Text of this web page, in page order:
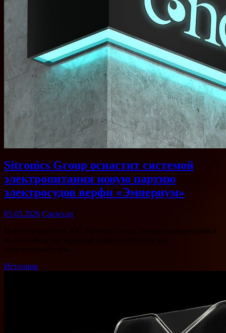
Sitronics Group оснастит системой
электропитания новую партию
электросудов верфи «Эмпериум»
05.05.2026 Cnews.ru
Центр разработки ЭЗС Sitronics Group, специализирующийся
на производстве зарядной инфраструктуры для
электротранспорта… …
Источник